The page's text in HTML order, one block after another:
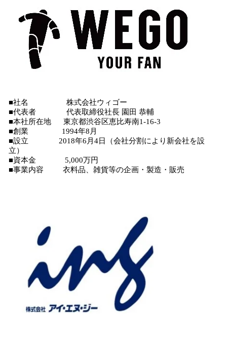
■社名 株式会社ウィゴー
■代表者 代表取締役社長 園田 恭輔
■本社所在地 東京都渋谷区恵比寿南1-16-3
■創業 1994年8月
■設立 2018年6月4日（会社分割により新会社を設
立）
■資本金 5,000万円
■事業内容 衣料品、雑貨等の企画・製造・販売